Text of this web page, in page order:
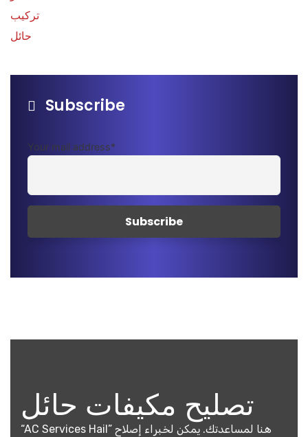
Subscribe
Your mail address*
تصليح مكيفات حائل
“AC Services Hail” هنا لمساعدتك. يمكن لخبراء إصلاح